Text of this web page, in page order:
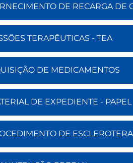
DE RECARGA DE
TERAPÊUTICAS - TEA
DE MEDICAMENTOS
DE EXPEDIENTE - PAPEL
DE